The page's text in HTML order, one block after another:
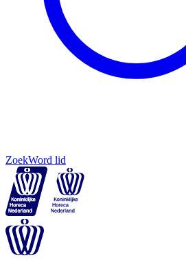
ZoekWord lid